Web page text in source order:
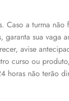
Caso a turma
garanta sua
avise
curso ou
não terão